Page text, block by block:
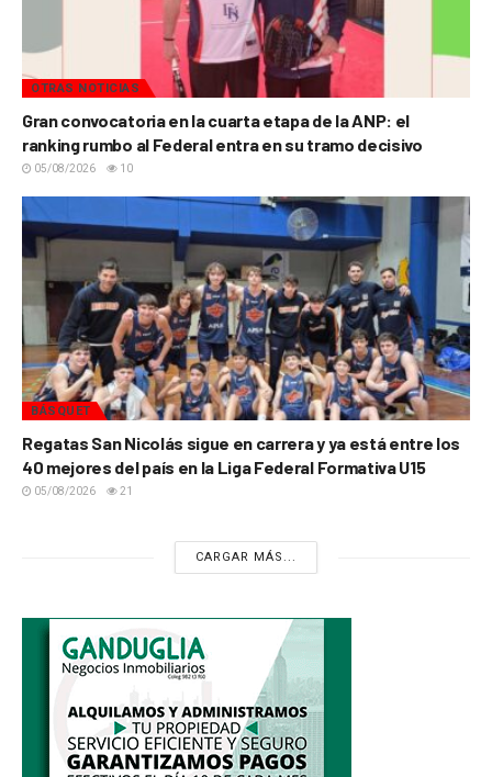
OTRAS NOTICIAS
Gran convocatoria en la cuarta etapa de la ANP: el
ranking rumbo al Federal entra en su tramo decisivo
05/08/2026 10
BÁSQUET
Regatas San Nicolás sigue en carrera y ya está entre los
40 mejores del país en la Liga Federal Formativa U15
05/08/2026 21
CARGAR MÁS...